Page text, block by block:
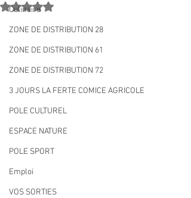
Culinaire
ZONE DE DISTRIBUTION 28
ZONE DE DISTRIBUTION 61
ZONE DE DISTRIBUTION 72
3 JOURS LA FERTE COMICE AGRICOLE
POLE CULTUREL
ESPACE NATURE
POLE SPORT
Emploi
VOS SORTIES
Noté NaN étoiles sur 5.